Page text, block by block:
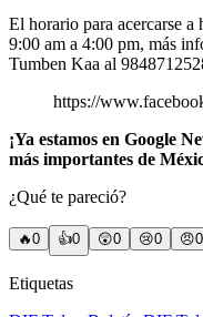
El horario para acercarse a
9:00 am a 4:00 pm, más
Tumben Kaa al
https://
¡Ya estamos en Google
más importantes de
¿Qué te pareció?
🔥0 👍0 😲0 😢0 😠0
Etiquetas